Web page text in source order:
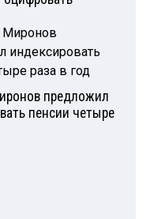
предложил
пенсии четыре